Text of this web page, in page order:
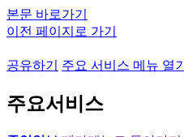
본문 바로가기
이전 페이지로 가기
공유하기 주요 서비스 메뉴 열기
주요서비스